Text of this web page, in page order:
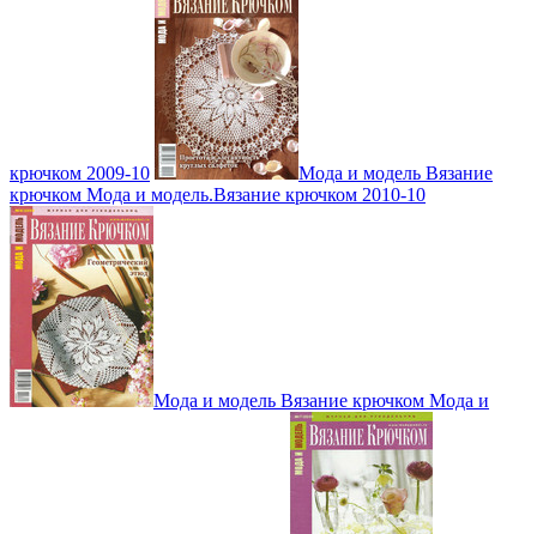
крючком 2009-10
Мода и модель Вязание
крючком Мода и модель.Вязание крючком 2010-10
Мода и модель Вязание крючком Мода и